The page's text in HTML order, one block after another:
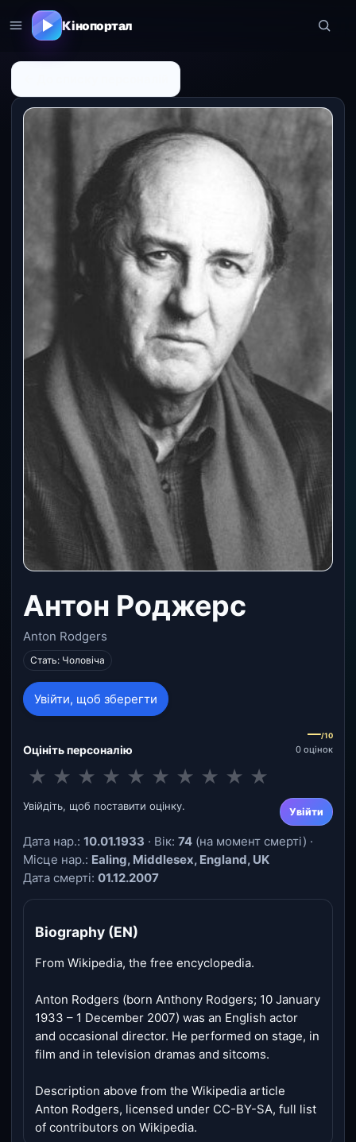
Кінопортал
Антон Роджерс
Anton Rodgers
Стать: Чоловіча
Увійти, щоб зберегти
Оцініть персоналію
—/10
0 оцінок
★ ★ ★ ★ ★ ★ ★ ★ ★ ★
Увійдіть, щоб поставити оцінку. Увійти
Дата нар.: 10.01.1933 · Вік: 74 (на момент смерті) ·
Місце нар.: Ealing, Middlesex, England, UK
Дата смерті: 01.12.2007
Biography (EN)
​From Wikipedia, the free encyclopedia.
Anton Rodgers (born Anthony Rodgers; 10 January
1933 – 1 December 2007) was an English actor
and occasional director. He performed on stage, in
film and in television dramas and sitcoms.
Description above from the Wikipedia article
Anton Rodgers, licensed under CC-BY-SA, full list
of contributors on Wikipedia.